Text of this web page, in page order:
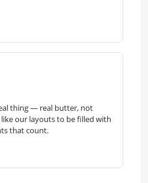
thing — real butter, not
our layouts to be filled with
that count.